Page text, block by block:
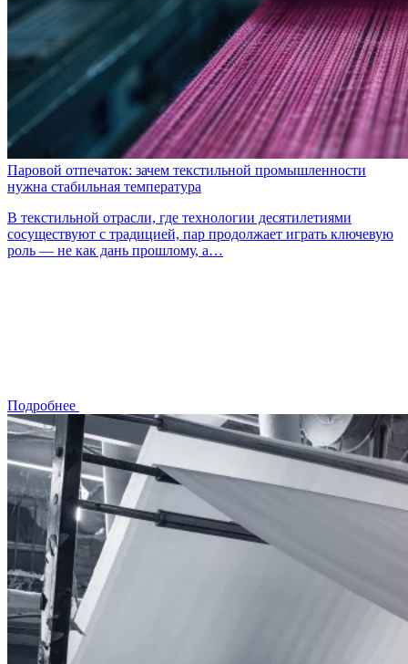
Паровой отпечаток: зачем текстильной промышленности
нужна стабильная температура
В текстильной отрасли, где технологии десятилетиями
сосуществуют с традицией, пар продолжает играть ключевую
роль — не как дань прошлому, а…
Подробнее